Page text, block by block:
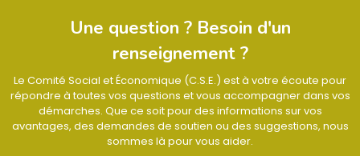
Une question ? Besoin d'un
renseignement ?
Le Comité Social et Économique (C.S.E.) est à votre écoute pour
répondre à toutes vos questions et vous accompagner dans vos
démarches. Que ce soit pour des informations sur vos
avantages, des demandes de soutien ou des suggestions, nous
sommes là pour vous aider.